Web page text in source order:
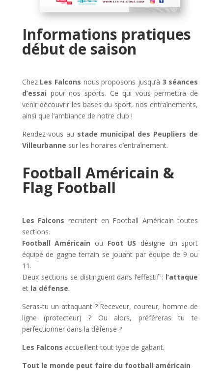
Informations pratiques
début de saison
Chez Les Falcons nous proposons jusqu’à 3 séances
d’essai pour nos sports. Ce qui vous permettra de
venir découvrir les bases du sport, nos entraînements,
ainsi que l’ambiance de notre club !
Rendez-vous au stade municipal des Peupliers de
Villeurbanne sur les horaires d’entraînement.
Football Américain &
Flag Football
Les Falcons recrutent en Football Américain toutes
sections.
Football Américain ou Foot US désigne un sport
équipé de gagne terrain se jouant par équipe de 9 ou
11.
Deux sections se distinguent dans l’effectif : l’attaque
et la défense.
Seras-tu un attaquant ? Receveur, coureur, homme de
ligne (protecteur) ? Ou alors, préféreras tu te
perfectionner dans la défense ?
Les Falcons accueillenttout type de gabarit.
Tout le monde peut faire du football américain